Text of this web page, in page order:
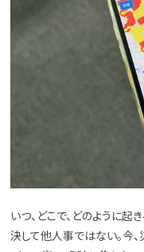
いつ、どこで、どのように起
決して他人事ではない。今